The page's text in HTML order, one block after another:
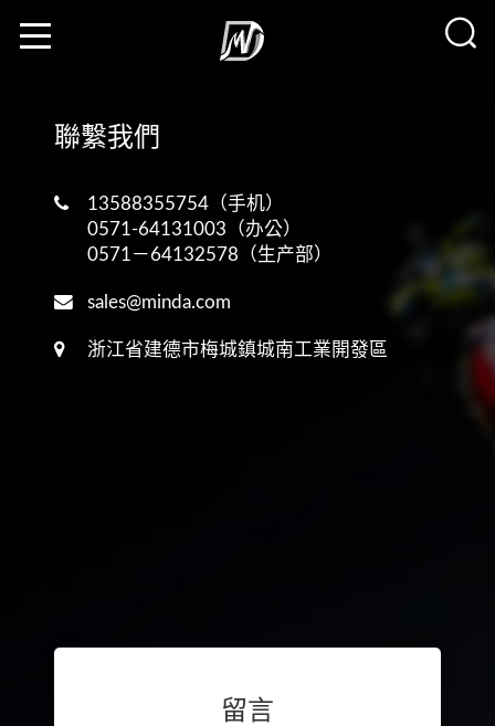
聯繫我們
13588355754（手机）
0571-64131003（办公）
0571－64132578（生产部）
sales@minda.com
浙江省建德市梅城鎮城南工業開發區
留言